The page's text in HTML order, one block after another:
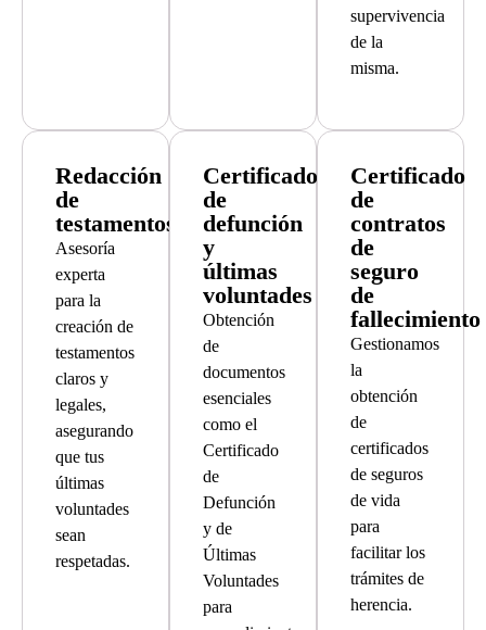
supervivencia
de la
misma.
Redacción
de
testamentos
Asesoría
experta
para la
creación de
testamentos
claros y
legales,
asegurando
que tus
últimas
voluntades
sean
respetadas.
Certificado
de
defunción
y
últimas
voluntades
Obtención
de
documentos
esenciales
como el
Certificado
de
Defunción
y de
Últimas
Voluntades
para
Certificado
de
contratos
de
seguro
de
fallecimiento
Gestionamos
la
obtención
de
certificados
de seguros
de vida
para
facilitar los
trámites de
herencia.